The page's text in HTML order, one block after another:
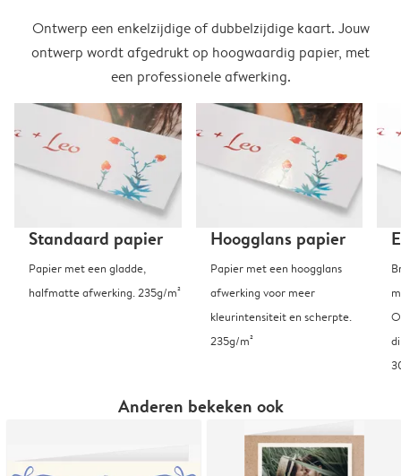
Ontwerp een enkelzijdige of dubbelzijdige kaart. Jouw
ontwerp wordt afgedrukt op hoogwaardig papier, met
een professionele afwerking.
Standaard papier
Papier met een gladde,
halfmatte afwerking. 235g/m²
Hoogglans papier
Papier met een hoogglans
afwerking voor meer
kleurintensiteit en scherpte.
235g/m²
Anderen bekeken ook